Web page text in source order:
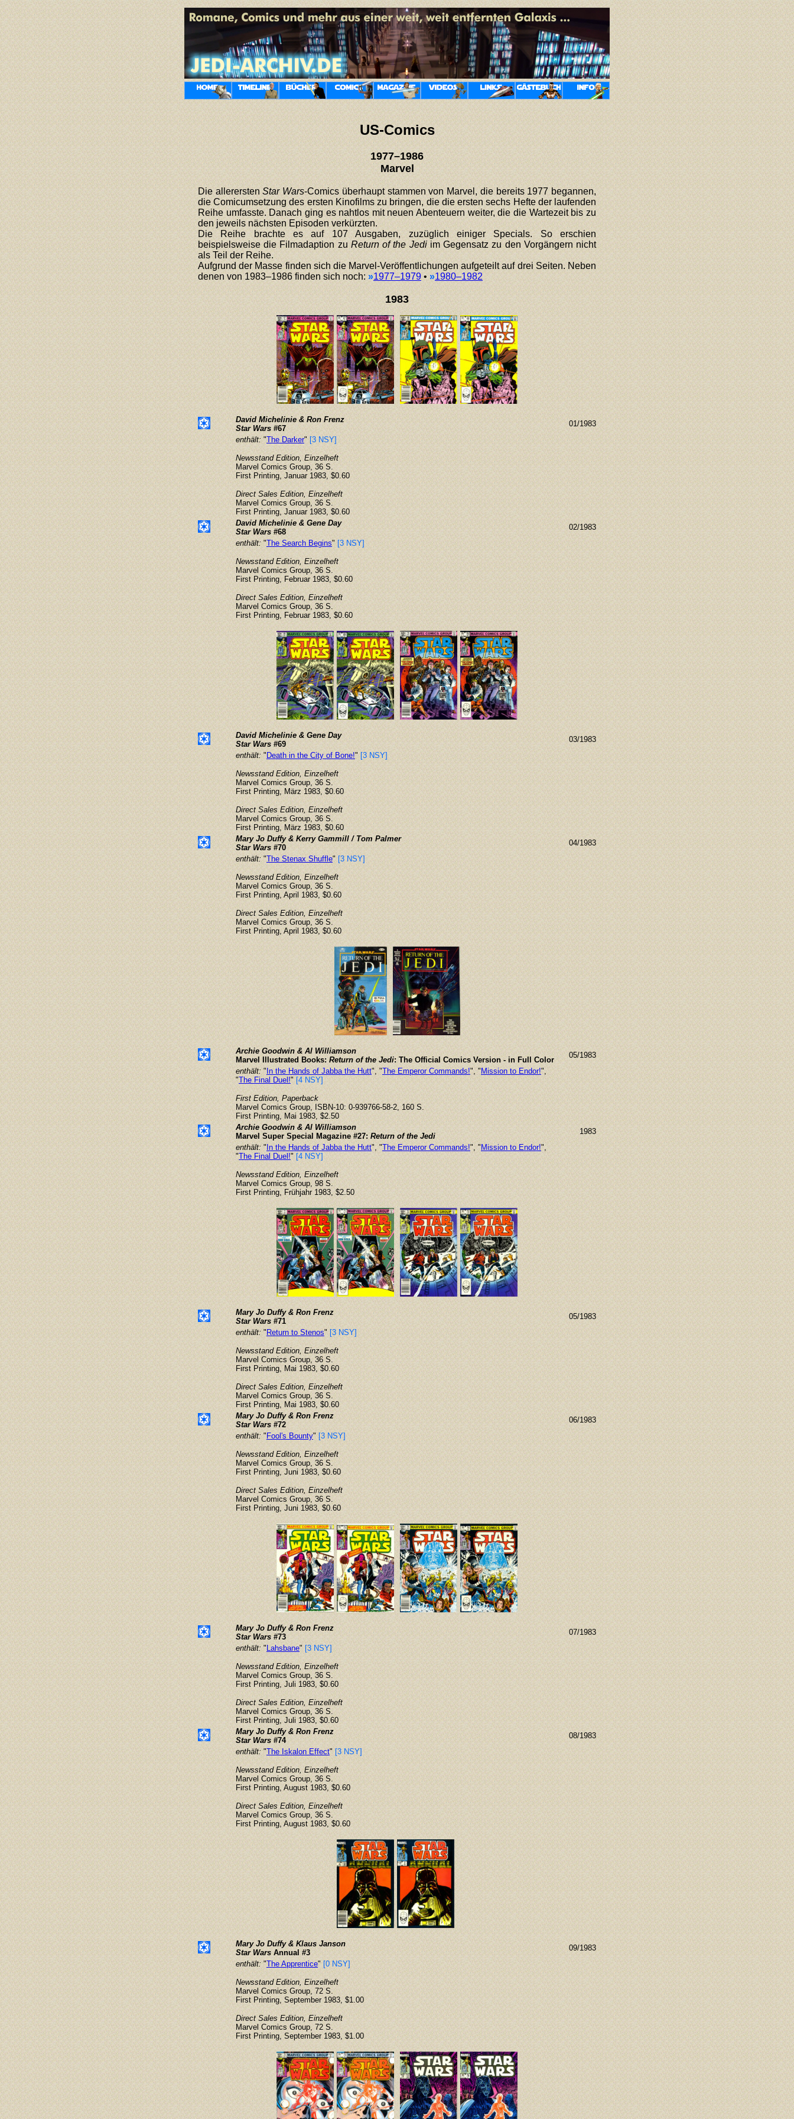
US-Comics
1977–1986
Marvel
Die allererstenStar Wars-Comics überhaupt stammen von Marvel, die bereits 1977 begannen,
die Comicumsetzung des ersten Kinofilms zu bringen, die die ersten sechs Hefte der laufenden
Reihe umfasste. Danach ging es nahtlos mit neuen Abenteuern weiter, die die Wartezeit bis zu
den jeweils nächsten Episoden verkürzten.
Die Reihe brachte es auf 107 Ausgaben, zuzüglich einiger Specials. So erschien
beispielsweise die Filmadaption zuReturn of the Jediim Gegensatz zu den Vorgängern nicht
als Teil der Reihe.
Aufgrund der Masse finden sich die Marvel-Veröffentlichungen aufgeteilt auf drei Seiten. Neben
denen von 1983–1986 finden sich noch:»1977–1979•»1980–1982
1983
David Michelinie & Ron Frenz
Star Wars #67
01/1983
enthält: "The Darker"[3 NSY]
Newsstand Edition, Einzelheft
Marvel Comics Group, 36 S.
First Printing, Januar 1983, $0.60
Direct Sales Edition, Einzelheft
Marvel Comics Group, 36 S.
First Printing, Januar 1983, $0.60
David Michelinie & Gene Day
Star Wars#68
02/1983
enthält:"The Search Begins" [3 NSY]
Newsstand Edition, Einzelheft
Marvel Comics Group, 36 S.
First Printing, Februar 1983, $0.60
Direct Sales Edition, Einzelheft
Marvel Comics Group, 36 S.
First Printing, Februar 1983, $0.60
David Michelinie & Gene Day
Star Wars#69
03/1983
enthält:"Death in the City of Bone!" [3 NSY]
Newsstand Edition, Einzelheft
Marvel Comics Group, 36 S.
First Printing, März 1983, $0.60
Direct Sales Edition, Einzelheft
Marvel Comics Group, 36 S.
First Printing, März 1983, $0.60
Mary Jo Duffy & Kerry Gammill / Tom Palmer
Star Wars#70
04/1983
enthält:"The Stenax Shuffle" [3 NSY]
Newsstand Edition, Einzelheft
Marvel Comics Group, 36 S.
First Printing, April 1983, $0.60
Direct Sales Edition, Einzelheft
Marvel Comics Group, 36 S.
First Printing, April 1983, $0.60
Archie Goodwin & Al Williamson
Marvel Illustrated Books:Return of the Jedi: The Official Comics Version - in Full Color
05/1983
enthält:" In the Hands of Jabba the Hutt", "The Emperor Commands!", " Mission to Endor!",
"The Final Duel!" [4 NSY]
First Edition, Paperback
Marvel Comics Group, ISBN-10: 0-939766-58-2, 160 S.
First Printing, Mai 1983, $2.50
Archie Goodwin & Al Williamson
Marvel Super Special Magazine #27:Return of the Jedi
1983
enthält:" In the Hands of Jabba the Hutt", "The Emperor Commands!", " Mission to Endor!",
"The Final Duel!" [4 NSY]
Newsstand Edition, Einzelheft
Marvel Comics Group, 98 S.
First Printing, Frühjahr 1983, $2.50
Mary Jo Duffy & Ron Frenz
Star Wars#71
05/1983
enthält: "Return to Stenos"[3 NSY]
Newsstand Edition, Einzelheft
Marvel Comics Group, 36 S.
First Printing, Mai 1983, $0.60
Direct Sales Edition, Einzelheft
Marvel Comics Group, 36 S.
First Printing, Mai 1983, $0.60
Mary Jo Duffy & Ron Frenz
Star Wars#72
06/1983
enthält:"Fool's Bounty"[3 NSY]
Newsstand Edition, Einzelheft
Marvel Comics Group, 36 S.
First Printing, Juni 1983, $0.60
Direct Sales Edition, Einzelheft
Marvel Comics Group, 36 S.
First Printing, Juni 1983, $0.60
Mary Jo Duffy & Ron Frenz
Star Wars#73
07/1983
enthält:"Lahsbane"[3 NSY]
Newsstand Edition, Einzelheft
Marvel Comics Group, 36 S.
First Printing, Juli 1983, $0.60
Direct Sales Edition, Einzelheft
Marvel Comics Group, 36 S.
First Printing, Juli 1983, $0.60
Mary Jo Duffy & Ron Frenz
Star Wars#74
08/1983
enthält:"The Iskalon Effect"[3 NSY]
Newsstand Edition, Einzelheft
Marvel Comics Group, 36 S.
First Printing, August 1983, $0.60
Direct Sales Edition, Einzelheft
Marvel Comics Group, 36 S.
First Printing, August 1983, $0.60
Mary Jo Duffy & Klaus Janson
Star WarsAnnual #3
09/1983
enthält:"The Apprentice" [0 NSY]
Newsstand Edition, Einzelheft
Marvel Comics Group, 72 S.
First Printing, September 1983, $1.00
Direct Sales Edition, Einzelheft
Marvel Comics Group, 72 S.
First Printing, September 1983, $1.00